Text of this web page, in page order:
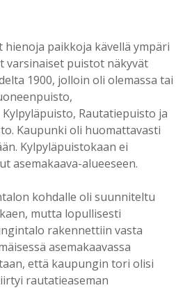
paikkoja kävellä ympäri
varsinaiset puistot näkyvät
1900, jolloin oli olemassa tai
Rautatiepuisto ja
Kaupunki oli huomattavasti
Kylpyläpuistokaan ei
asemakaava-alueeseen.
kohdalle oli suunniteltu
mutta lopullisesti
rakennettiin vasta
asemakaavassa
että kaupungin tori olisi
rautatieaseman